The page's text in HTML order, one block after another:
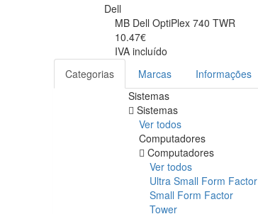
Dell
MB Dell OptiPlex 740 TWR
10.47€
IVA incluído
Categorias
Marcas
Informações
Sistemas
Sistemas
Ver todos
Computadores
Computadores
Ver todos
Ultra Small Form Factor
Small Form Factor
Tower